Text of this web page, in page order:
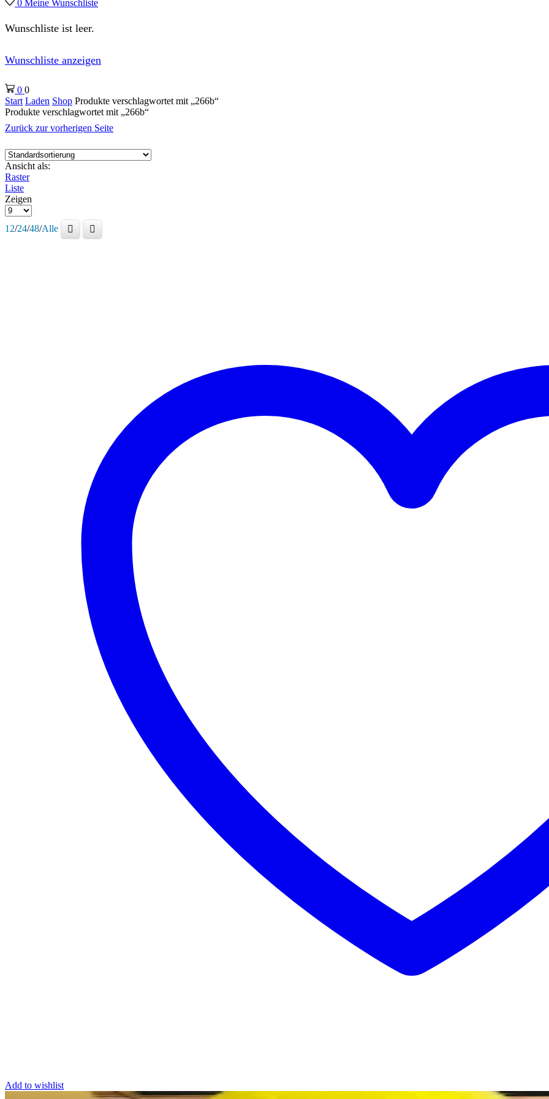
0 Meine Wunschliste
Wunschliste ist leer.
Wunschliste anzeigen
0 0
Start Laden Shop Produkte verschlagwortet mit „266b“
Produkte verschlagwortet mit „266b“
Zurück zur vorherigen Seite
Ansicht als:
Raster
Liste
Zeigen
Produkte
Seite
12/24/48/Alle
Add to wishlist